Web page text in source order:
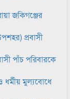
জকিগঞ্জের
প্রবাসী
পাঁচ পরিবারকে
মুল্যবোধে